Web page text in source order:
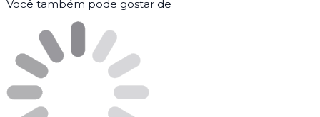
Você também pode gostar de